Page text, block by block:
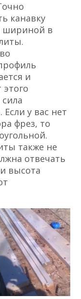
канавку
шириной в
и
у вас нет
фрез, то
также не
отвечать
высота